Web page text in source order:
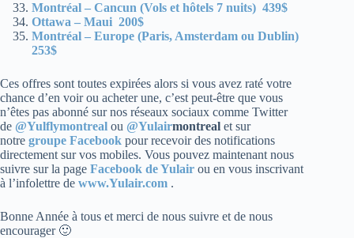
Montréal – Cancun (Vols et hôtels 7 nuits) 439$
Ottawa – Maui 200$
Montréal – Europe (Paris, Amsterdam ou Dublin)
253$
Ces offres sont toutes expirées alors si vous avez raté votre
chance d’en voir ou acheter une, c’est peut-être que vous
n’êtes pas abonné sur nos réseaux sociaux comme Twitter
de @Yulflymontreal ou @Yulairmontreal et sur
notre groupe Facebook pour recevoir des notifications
directement sur vos mobiles. Vous pouvez maintenant nous
suivre sur la page Facebook de Yulair ou en vous inscrivant
à l’infolettre de www.Yulair.com .
Bonne Année à tous et merci de nous suivre et de nous
encourager 🙂